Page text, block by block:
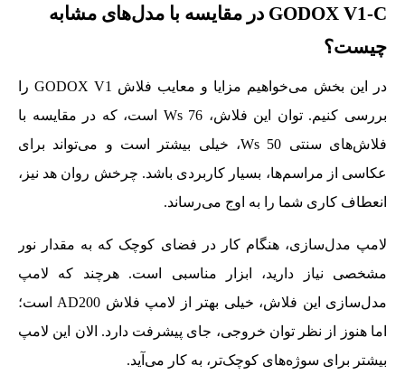
GODOX V1-C در مقایسه با مدل‌های مشابه
چیست؟
در این بخش می‌خواهیم مزایا و معایب فلاش GODOX V1 را
بررسی کنیم. توان این فلاش، 76 Ws است، که در مقایسه با
فلاش‌های سنتی 50 Ws، خیلی بیشتر است و می‌تواند برای
عکاسی از مراسم‌ها، بسیار کاربردی باشد. چرخش روان هد نیز،
انعطاف کاری شما را به اوج می‌رساند.
لامپ مدل‌سازی، هنگام کار در فضای کوچک که به مقدار نور
مشخصی نیاز دارید، ابزار مناسبی است. هرچند که لامپ
مدل‌سازی این فلاش، خیلی بهتر از لامپ فلاش AD200 است؛
اما هنوز از نظر توان خروجی، جای پیشرفت دارد. الان این لامپ
بیشتر برای سوژه‌های کوچک‌تر، به کار می‌آید.